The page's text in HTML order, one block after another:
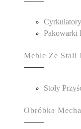
Cyrkulatory
Pakowarki
Meble Ze Stali
Stoły
Obróbka